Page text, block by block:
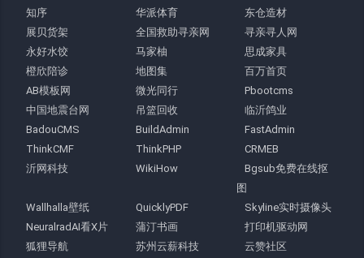
知序
华派体育
东仓造材
展贝货架
全国救助寻亲网
寻亲寻人网
永好水饺
马家柚
思成家具
橙欣陪诊
地图集
百万首页
AB模板网
微光同行
Pbootcms
中国地震台网
吊篮回收
临沂鸽业
BadouCMS
BuildAdmin
FastAdmin
ThinkCMF
ThinkPHP
CRMEB
沂网科技
WikiHow
Bgsub免费在线抠
图
Wallhalla壁纸
QuicklyPDF
Skyline实时摄像头
NeuralradAI看X片
蒲汀书画
打印机驱动网
狐狸导航
苏州云薪科技
云赞社区